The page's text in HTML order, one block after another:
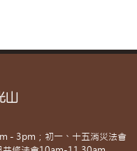
- 3pm；初一、十五消災法會